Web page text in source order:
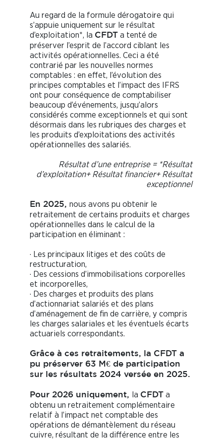
Au regard de la formule dérogatoire qui
s’appuie uniquement sur le résultat
d’exploitation*, la CFDT
a tenté de
préserver l’esprit de l’accord ciblant les
activités opérationnelles. Ceci a été
contrarié par les nouvelles normes
comptables : en effet, l’évolution des
principes comptables et l’impact des IFRS
ont pour conséquence de comptabiliser
beaucoup d’événements, jusqu’alors
considérés comme exceptionnels et qui sont
désormais dans les rubriques des charges et
les produits d’exploitations des activités
opérationnelles des salariés.
Résultat d’une entreprise = *Résultat
d’exploitation+ Résultat financier+ Résultat
exceptionnel
En 2025, nous avons pu obtenir le
retraitement de certains produits et charges
opérationnelles dans le calcul de la
participation en éliminant :
· Les principaux litiges et des coûts de
restructuration,
· Des cessions d’immobilisations corporelles
et incorporelles,
· Des charges et produits des plans
d’actionnariat salariés et des plans
d’aménagement de fin de carrière, y compris
les charges salariales et les éventuels écarts
actuariels correspondants.
Grâce à ces retraitements, la CFDT
a
pu préserver 63 M€ de participation
sur les résultats 2024 versée en 2025.
Pour 2026 uniquement, la CFDT
a
obtenu un retraitement complémentaire
relatif à l’impact net comptable des
opérations de démantèlement du réseau
cuivre, résultant de la différence entre les